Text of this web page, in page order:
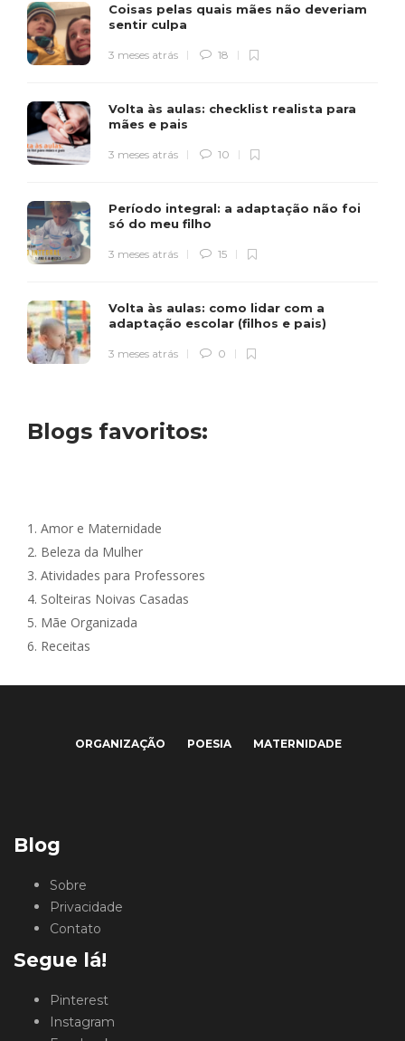
Coisas pelas quais mães não deveriam
sentir culpa
3 meses atrás 18
Volta às aulas: checklist realista para
mães e pais
3 meses atrás 10
Período integral: a adaptação não foi
só do meu filho
3 meses atrás 15
Volta às aulas: como lidar com a
adaptação escolar (filhos e pais)
3 meses atrás 0
Blogs favoritos:
1. Amor e Maternidade
2. Beleza da Mulher
3. Atividades para Professores
4. Solteiras Noivas Casadas
5. Mãe Organizada
6. Receitas
ORGANIZAÇÃO POESIA MATERNIDADE
Blog
Sobre
Privacidade
Contato
Segue lá!
Pinterest
Instagram